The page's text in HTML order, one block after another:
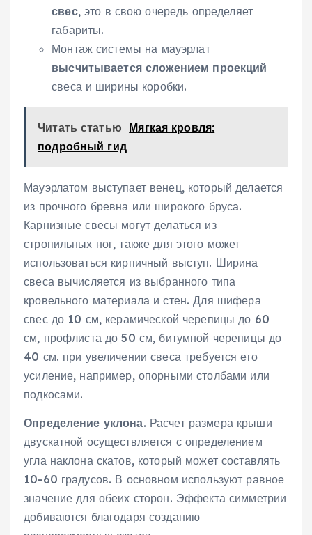
свес, это в свою очередь определяет
габариты.
Монтаж системы на мауэрлат
высчитывается сложением проекций
свеса и ширины коробки.
Читать статью Мягкая кровля:
подробный гид
Мауэрлатом выступает венец, который делается
из прочного бревна или широкого бруса.
Карнизные свесы могут делаться из
стропильных ног, также для этого может
использоваться кирпичный выступ. Ширина
свеса вычисляется из выбранного типа
кровельного материала и стен. Для шифера
свес до 10 см, керамической черепицы до 60
см, профлиста до 50 см, битумной черепицы до
40 см. при увеличении свеса требуется его
усиление, например, опорными столбами или
подкосами.
Определение уклона. Расчет размера крыши
двускатной осуществляется с определением
угла наклона скатов, который может составлять
10-60 градусов. В основном используют равное
значение для обеих сторон. Эффекта симметрии
добиваются благодаря созданию